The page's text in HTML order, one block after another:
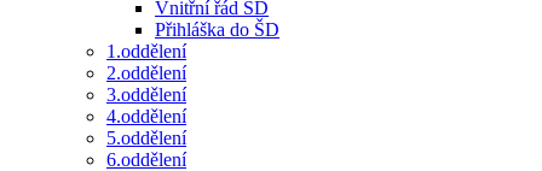
Vnitřní řád ŠD
Přihláška do ŠD
1.oddělení
2.oddělení
3.oddělení
4.oddělení
5.oddělení
6.oddělení